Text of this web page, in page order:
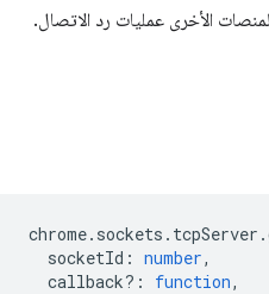
الأخرى عمليات رد الاتصال.
chrome. sockets . tcpServer .
socketId : number,
callback? : function,